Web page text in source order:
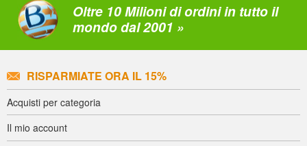
Oltre 10 Milioni di ordini in tutto il
mondo dal 2001 »
RISPARMIATE ORA IL 15%
Acquisti per categoria
Il mio account